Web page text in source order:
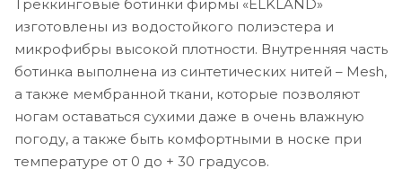
Треккинговые ботинки фирмы «ELKLAND»
изготовлены из водостойкого полиэстера и
микрофибры высокой плотности. Внутренняя часть
ботинка выполнена из синтетических нитей – Mesh,
а также мембранной ткани, которые позволяют
ногам оставаться сухими даже в очень влажную
погоду, а также быть комфортными в носке при
температуре от 0 до + 30 градусов.